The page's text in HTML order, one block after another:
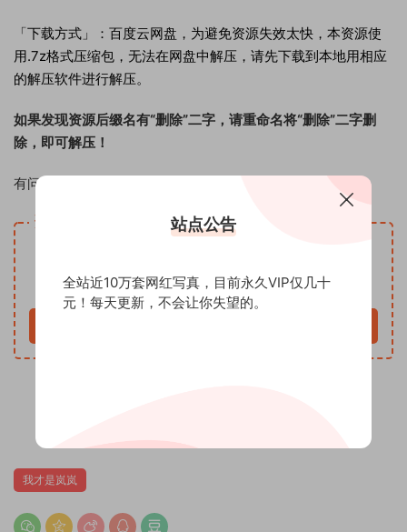
「下载方式」：百度云网盘，为避免资源失效太快，本资源使
用.7z格式压缩包，无法在网盘中解压，请先下载到本地用相应
的解压软件进行解压。
如果发现资源后缀名有“删除”二字，请重命名将“删除”二字删
除，即可解压！
有问题联系客服QQ：1125247970 请备注：七图社
资源下载
仅限VIP下载
升级VIP
我才是岚岚
站点公告
全站近10万套网红写真，目前永久VIP仅几十
元！每天更新，不会让你失望的。